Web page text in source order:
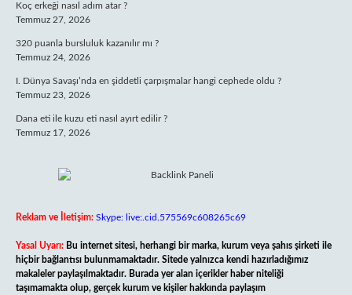
Koç erkeği nasıl adım atar ?
Temmuz 27, 2026
320 puanla bursluluk kazanılır mı ?
Temmuz 24, 2026
I. Dünya Savaşı’nda en şiddetli çarpışmalar hangi cephede oldu ?
Temmuz 23, 2026
Dana eti ile kuzu eti nasıl ayırt edilir ?
Temmuz 17, 2026
Reklam ve İletişim: Skype: live:.cid.575569c608265c69
Yasal Uyarı: Bu internet sitesi, herhangi bir marka, kurum veya şahıs şirketi ile
hiçbir bağlantısı bulunmamaktadır. Sitede yalnızca kendi hazırladığımız
makaleler paylaşılmaktadır. Burada yer alan içerikler haber niteliği
taşımamakta olup, gerçek kurum ve kişiler hakkında paylaşım